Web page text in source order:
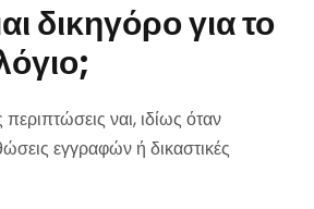
δικηγόρο για το
περιπτώσεις ναι, ιδίως όταν
εγγραφών ή δικαστικές